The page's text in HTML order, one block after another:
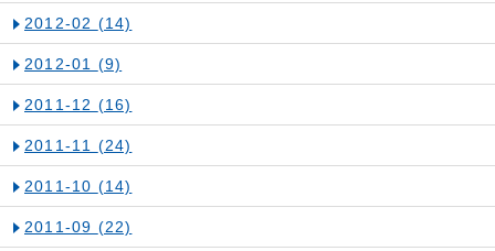
2012-02 (14)
2012-01 (9)
2011-12 (16)
2011-11 (24)
2011-10 (14)
2011-09 (22)